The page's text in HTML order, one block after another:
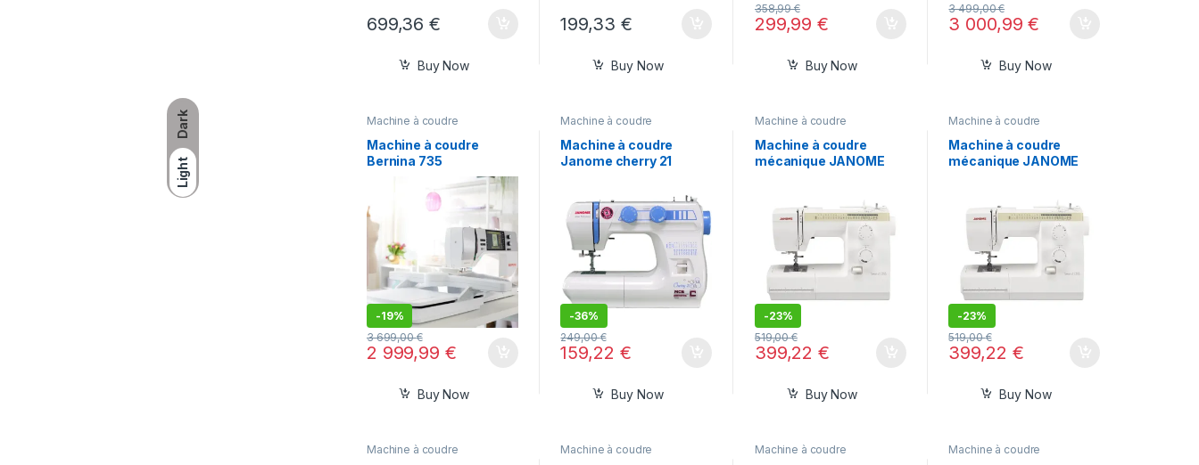
Dark
Light
699,36€
Buy Now
199,33 €
Buy Now
299,99€
358,99€
Buy Now
3 000,99€
3 499,00€
Buy Now
Machine à coudre
Machine à coudre
Bernina 735
-19%
2 999,99 €
3 699,00€
Buy Now
Machine à coudre
Machine à coudre
Janome cherry 21
-36%
159,22 €
249,00€
Buy Now
Machine à coudre
Machine à coudre
mécanique JANOME
-23%
399,22€
519,00€
Buy Now
Machine à coudre
Machine à coudre
mécanique JANOME
-23%
399,22 €
519,00€
Buy Now
Machine à coudre Machine à coudre Machine à coudre Machine à coudre